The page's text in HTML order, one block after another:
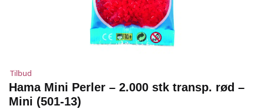
Tilbud
Hama Mini Perler – 2.000 stk transp. rød –
Mini (501-13)